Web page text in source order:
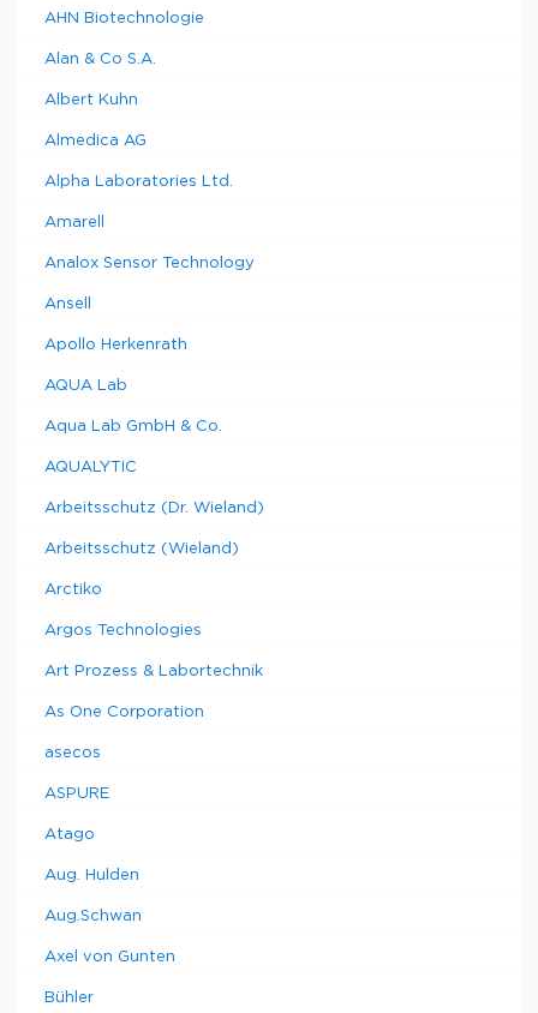
AHN Biotechnologie
Alan & Co S.A.
Albert Kuhn
Almedica AG
Alpha Laboratories Ltd.
Amarell
Analox Sensor Technology
Ansell
Apollo Herkenrath
AQUA Lab
Aqua Lab GmbH & Co.
AQUALYTIC
Arbeitsschutz (Dr. Wieland)
Arbeitsschutz (Wieland)
Arctiko
Argos Technologies
Art Prozess & Labortechnik
As One Corporation
asecos
ASPURE
Atago
Aug. Hulden
Aug.Schwan
Axel von Gunten
Bühler